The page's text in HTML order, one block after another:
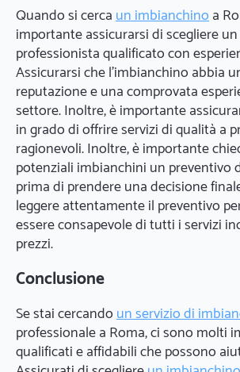
Quando si cercaun imbianchinoa
importante assicurarsi di scegliere un
professionista qualificato con
Assicurarsi che l'imbianchino abbia
reputazione e una comprovata
settore. Inoltre, è importante
in grado di offrire servizi di qualità a
ragionevoli. Inoltre, è importante
potenziali imbianchini un preventivo
prima di prendere una decisione
leggere attentamente il preventivo
essere consapevole di tutti i servizi
prezzi.
Conclusione
Se stai cercandoun servizio di
professionale a Roma, ci sono molti
qualificati e affidabili che possono